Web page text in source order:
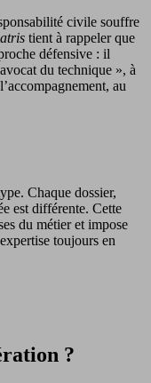
civile souffre
tient à rappeler que
défensive : il
du technique », à
au
Chaque dossier,
est différente. Cette
du métier et impose
toujours en
?